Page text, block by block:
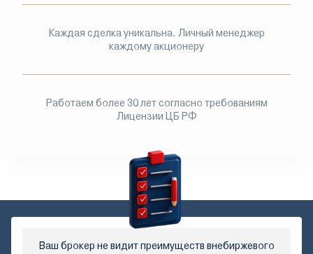
Каждая сделка уникальна. Личный менеджер
каждому акционеру
Работаем более 30 лет согласно требованиям
Лицензии ЦБ РФ
Ваш брокер не видит преимуществ внебиржевого